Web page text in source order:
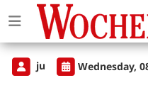
ju Wednesday,